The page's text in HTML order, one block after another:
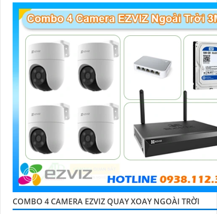
COMBO 4 CAMERA EZVIZ QUAY XOAY NGOÀI TRỜI